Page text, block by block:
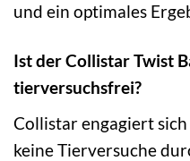
und ein optimales
Ist der Collistar Twist
tierversuchsfrei?
Collistar engagiert
keine Tierversuche